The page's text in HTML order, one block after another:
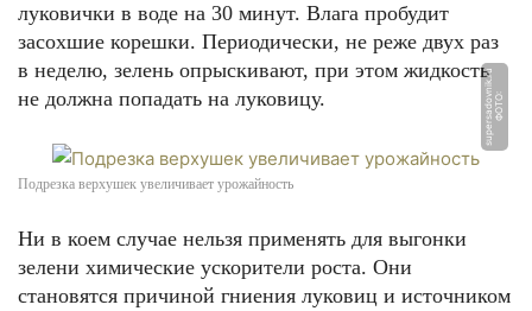
луковички в воде на 30 минут. Влага пробудит
засохшие корешки. Периодически, не реже двух раз
в неделю, зелень опрыскивают, при этом жидкость
не должна попадать на луковицу.
Ф
О
Т
О:
s
u
p
e
r
s
a
d
o
v
ni
k.
r
u
Подрезка верхушек увеличивает урожайность
Ни в коем случае нельзя применять для выгонки
зелени химические ускорители роста. Они
становятся причиной гниения луковиц и источником